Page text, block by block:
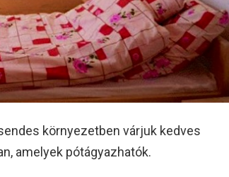
környezetben várjuk kedves
amelyek pótágyazhatók.